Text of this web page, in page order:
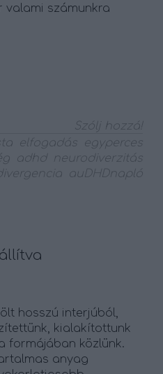
valami számunkra
Szólj hozzá!
elfogadás
egyperces
adhd
neurodiverzitás
auDHDnapló
hosszú interjúból,
kialakítottunk
formájában közlünk.
anyag